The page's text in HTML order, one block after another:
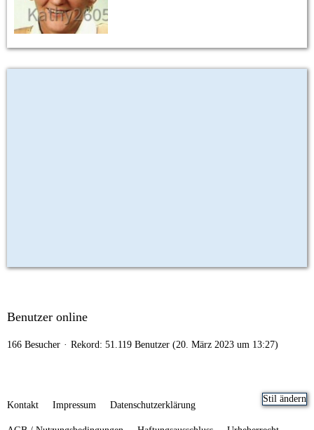
Benutzer online
166 Besucher Rekord: 51.119 Benutzer (20. März 2023 um 13:27)
Stil ändern
Kontakt Impressum Datenschutzerklärung